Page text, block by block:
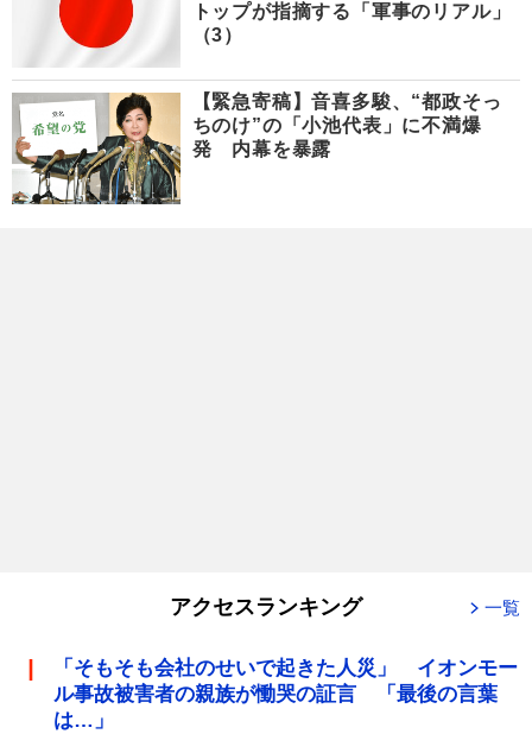
トップが指摘する「軍事のリアル」
（3）
【緊急寄稿】音喜多駿、“都政そっ
ちのけ”の「小池代表」に不満爆
発 内幕を暴露
アクセスランキング 一覧
「そもそも会社のせいで起きた人災」 イオンモー
ル事故被害者の親族が慟哭の証言 「最後の言葉
は…」